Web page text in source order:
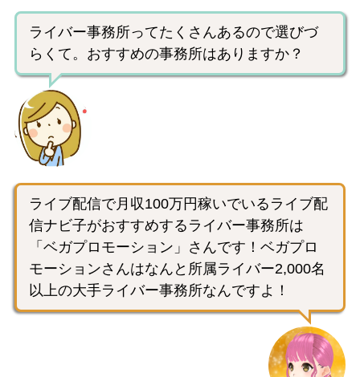
ライバー事務所ってたくさんあるので選びづ
らくて。おすすめの事務所はありますか？
ライブ配信で月収100万円稼いでいるライブ配
信ナビ子がおすすめするライバー事務所は
「ベガプロモーション」さんです！ベガプロ
モーションさんはなんと所属ライバー2,000名
以上の大手ライバー事務所なんですよ！